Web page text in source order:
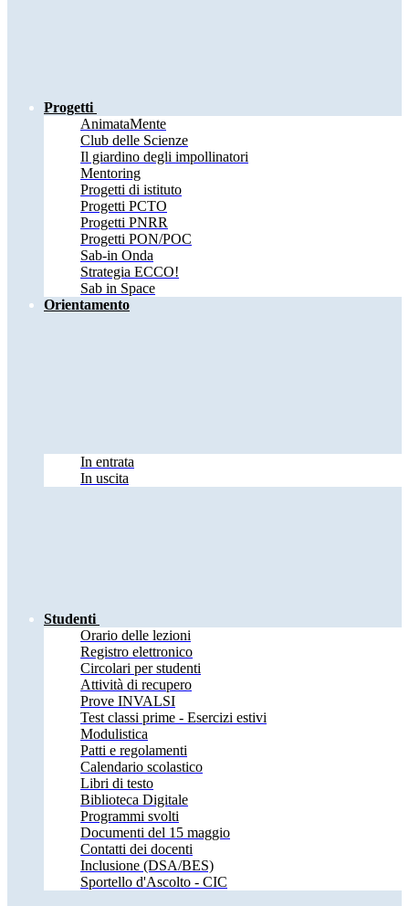
Progetti
AnimataMente
Club delle Scienze
Il giardino degli impollinatori
Mentoring
Progetti di istituto
Progetti PCTO
Progetti PNRR
Progetti PON/POC
Sab-in Onda
Strategia ECCO!
Sab in Space
Orientamento
In entrata
In uscita
Studenti
Orario delle lezioni
Registro elettronico
Circolari per studenti
Attività di recupero
Prove INVALSI
Test classi prime - Esercizi estivi
Modulistica
Patti e regolamenti
Calendario scolastico
Libri di testo
Biblioteca Digitale
Programmi svolti
Documenti del 15 maggio
Contatti dei docenti
Inclusione (DSA/BES)
Sportello d'Ascolto - CIC